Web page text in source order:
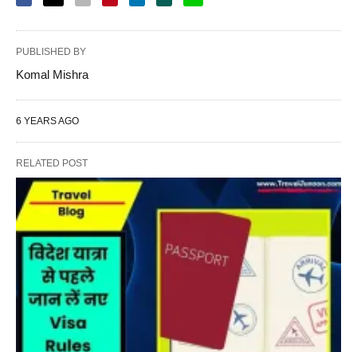
PUBLISHED BY
Komal Mishra
6 YEARS AGO
RELATED POST